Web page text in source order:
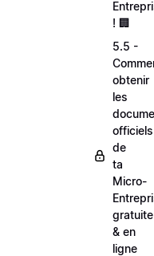
! 🏢
5.5 -
obtenir
les
officiels
de
ta
Micro-
& en
ligne